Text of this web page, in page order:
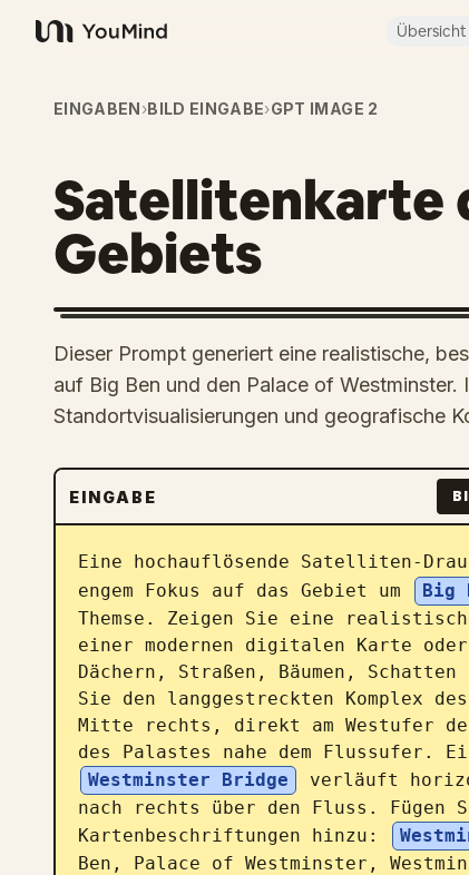
YouMind
Übersicht
EINGABEN›BILD EINGABE›GPT IMAGE 2
Satellitenkarte
Gebiets
Dieser Prompt generiert eine realistische,
auf Big Ben und den Palace of Westminster.
Standortvisualisierungen und geografische
EINGABE
Eine hochauflösende Satelliten-
engem Fokus auf das Gebiet um
Big
Themse. Zeigen Sie eine
einer modernen digitalen Karte
Dächern, Straßen, Bäumen,
Sie den langgestreckten Komplex
Mitte rechts, direkt am Westufer
des Palastes nahe dem Flussufer.
Westminster Bridge
verläuft
nach rechts über den Fluss. Fügen
Kartenbeschriftungen hinzu:
Ben, Palace of Westminster,